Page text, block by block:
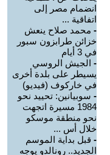
انضمام مصر إلى
اتفاقية ...
- محمد صلاح ينعش
خزائن طرابزون سبور
في 3 أيام
- الجيش الروسي
يسيطر على بلدة أخرى
في خاركوف (فيديو)
- سوبيانين: تحييد نحو
1984 مسيرة اتجهت
نحو منطقة موسكو
خلال أس ...
- قبل بداية الموسم
الجديد.. رونالدو يوجه